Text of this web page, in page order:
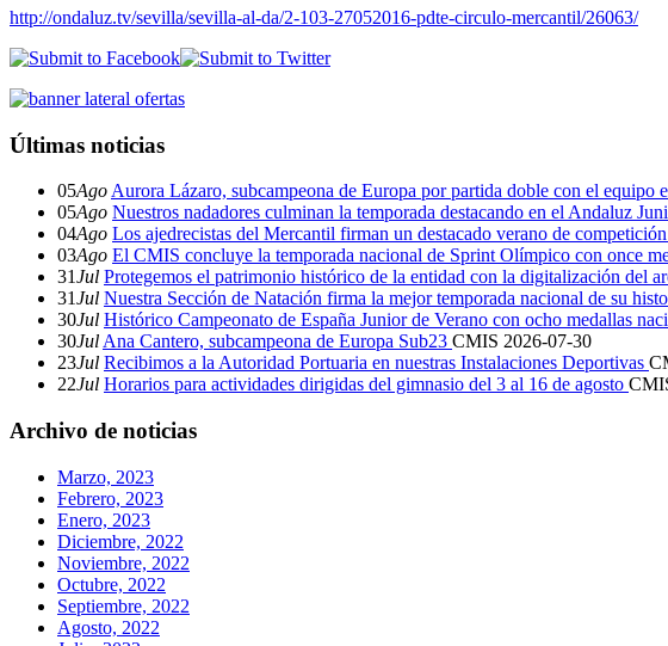
http://ondaluz.tv/sevilla/sevilla-al-da/2-103-27052016-pdte-circulo-mercantil/26063/
Últimas noticias
05Ago Aurora Lázaro, subcampeona de Europa por partida doble con el equipo
05Ago Nuestros nadadores culminan la temporada destacando en el Andaluz
04Ago Los ajedrecistas del Mercantil firman un destacado verano de competición
03Ago El CMIS concluye la temporada nacional de Sprint Olímpico con once
31Jul Protegemos el patrimonio histórico de la entidad con la digitalización del
31Jul Nuestra Sección de Natación firma la mejor temporada nacional de su
30Jul Histórico Campeonato de España Junior de Verano con ocho medallas
30Jul Ana Cantero, subcampeona de Europa Sub23 CMIS 2026-07-30
23Jul Recibimos a la Autoridad Portuaria en nuestras Instalaciones Deportivas
22Jul Horarios para actividades dirigidas del gimnasio del 3 al 16 de agosto
Archivo de noticias
Marzo, 2023
Febrero, 2023
Enero, 2023
Diciembre, 2022
Noviembre, 2022
Octubre, 2022
Septiembre, 2022
Agosto, 2022